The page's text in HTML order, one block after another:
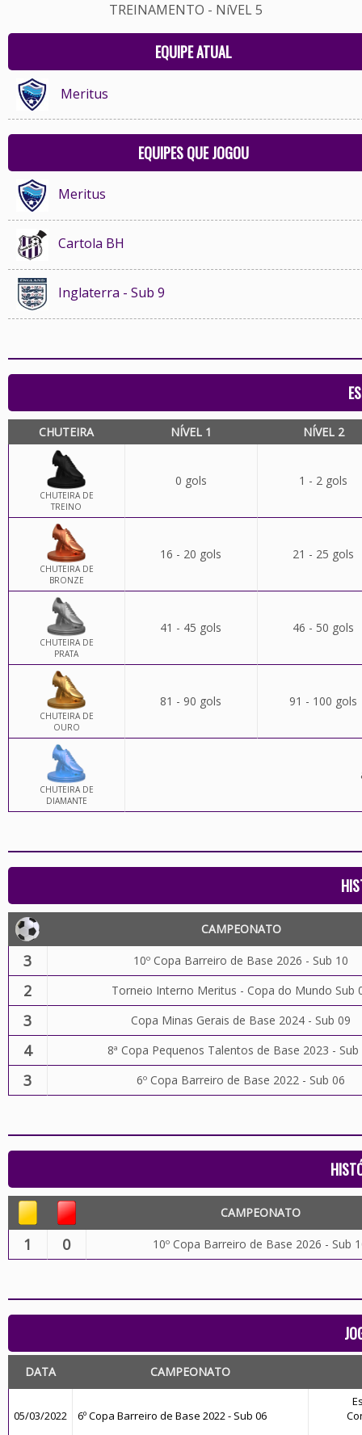
TREINAMENTO - NíVEL 5
EQUIPE ATUAL
Meritus
EQUIPES QUE JOGOU
Meritus
Cartola BH
Inglaterra - Sub 9
CHUTEIRA NÍVEL 1 NÍVEL 2
CHUTEIRA DE
TREINO
0 gols 1 - 2 gols
CHUTEIRA DE
BRONZE
16 - 20 gols 21 - 25 gols
CHUTEIRA DE
PRATA
41 - 45 gols 46 - 50 gols
CHUTEIRA DE
OURO
81 - 90 gols 91 - 100 gols
CHUTEIRA DE
DIAMANTE
CAMPEONATO
3 10º Copa Barreiro de Base 2026 - Sub 10
2 Torneio Interno Meritus - Copa do Mundo Sub
3 Copa Minas Gerais de Base 2024 - Sub 09
4 8ª Copa Pequenos Talentos de Base 2023 - Sub
3 6º Copa Barreiro de Base 2022 - Sub 06
CAMPEONATO
1 0 10º Copa Barreiro de Base 2026 - Sub
DATA CAMPEONATO
05/03/2022 6º Copa Barreiro de Base 2022 - Sub 06